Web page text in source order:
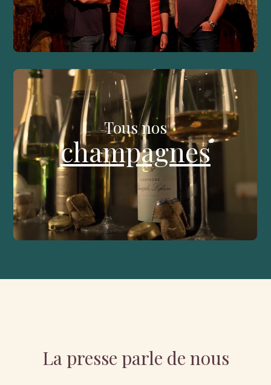
Tous nos
champagnes
La presse parle de nous